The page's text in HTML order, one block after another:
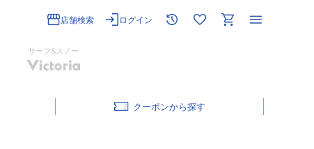
店舗検索 ログイン
サーフ&スノー
クーポン